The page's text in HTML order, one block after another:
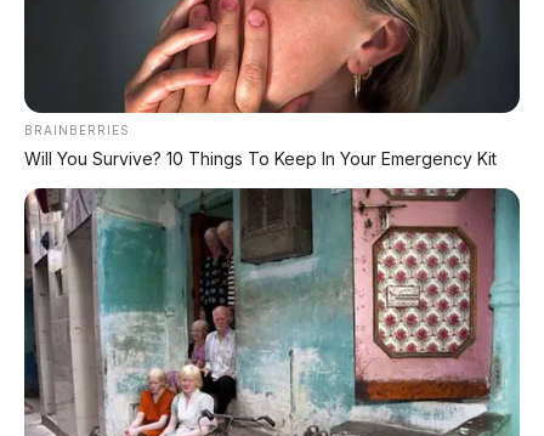
PROMO TERBATAS!
MILIKI MOBIL IMPIAN
KREDIT MOBIL
✔ TANPA DP
GRATIS ANGSURAN 1X
✔ GRATIS BALIK NAMA
CEK UNIT SEKARANG
BRAINBERRIES
Will You Survive? 10 Things To Keep In Your Emergency Kit